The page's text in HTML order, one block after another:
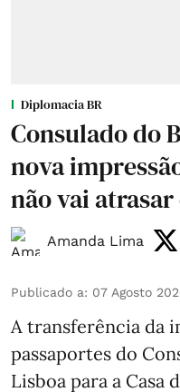
Diplomacia BR
Consulado do
nova
não vai
Amanda Lima
Publicado a: 07 Agosto
A transferência da
passaportes do
Lisboa para a Casa